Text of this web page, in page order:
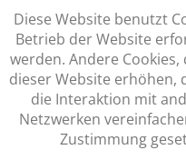
Diese Website benutzt
Betrieb der Website
werden. Andere
dieser Website
die Interaktion mit
Netzwerken
Zustimmung